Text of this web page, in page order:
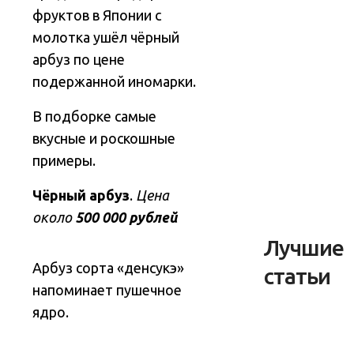
фруктов в Японии с
молотка ушёл чёрный
арбуз по цене
подержанной иномарки.
В подборке самые
вкусные и роскошные
примеры.
Чёрный арбуз. Цена
около 500 000 рублей
Арбуз сорта «денсукэ»
напоминает пушечное
ядро.
Лучшие
статьи